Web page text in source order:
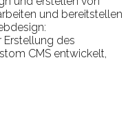
und bereitstellen
des
CMS entwickelt,